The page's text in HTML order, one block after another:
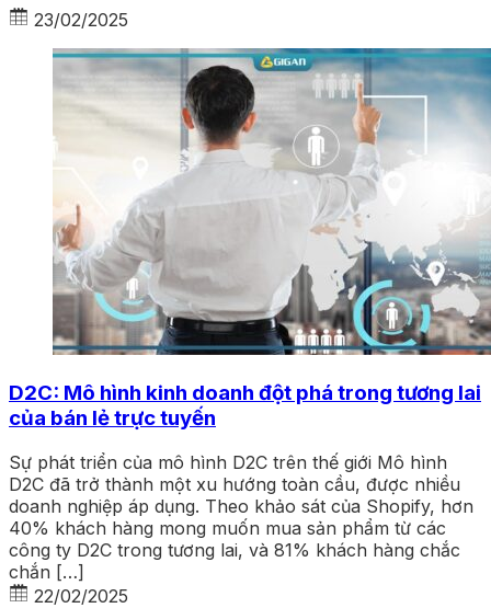
23/02/2025
D2C: Mô hình kinh doanh đột phá trong tương lai
của bán lẻ trực tuyến
Sự phát triển của mô hình D2C trên thế giới Mô hình
D2C đã trở thành một xu hướng toàn cầu, được nhiều
doanh nghiệp áp dụng. Theo khảo sát của Shopify, hơn
40% khách hàng mong muốn mua sản phẩm từ các
công ty D2C trong tương lai, và 81% khách hàng chắc
chắn […]
22/02/2025